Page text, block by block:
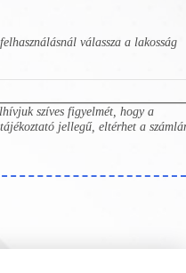
válassza a lakosság
szíves figyelmét, hogy a
jellegű, eltérhet a